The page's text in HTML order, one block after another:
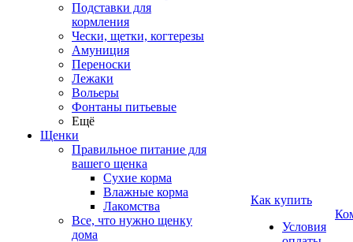
Подставки для
кормления
Чески, щетки, когтерезы
Амуниция
Переноски
Лежаки
Вольеры
Фонтаны питьевые
Ещё
Щенки
Правильное питание для
вашего щенка
Сухие корма
Влажные корма
Лакомства
Все, что нужно щенку
дома
Как купить
Условия